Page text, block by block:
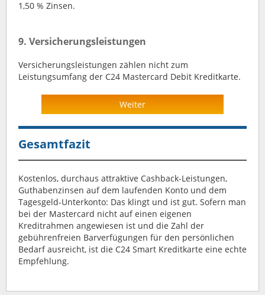
1,50 % Zinsen.
9. Versicherungsleistungen
Versicherungsleistungen zählen nicht zum
Leistungsumfang der C24 Mastercard Debit Kreditkarte.
Weiter
Gesamtfazit
Kostenlos, durchaus attraktive Cashback-Leistungen,
Guthabenzinsen auf dem laufenden Konto und dem
Tagesgeld-Unterkonto: Das klingt und ist gut. Sofern man
bei der Mastercard nicht auf einen eigenen
Kreditrahmen angewiesen ist und die Zahl der
gebührenfreien Barverfügungen für den persönlichen
Bedarf ausreicht, ist die C24 Smart Kreditkarte eine echte
Empfehlung.